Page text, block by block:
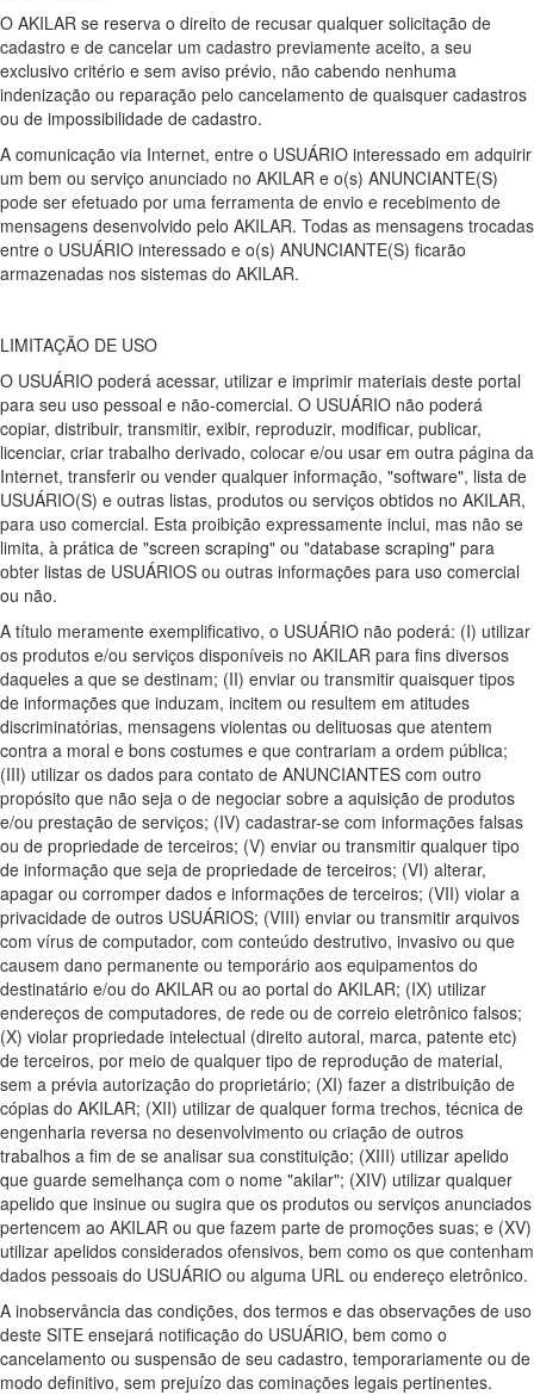
O AKILAR se reserva o direito de recusar qualquer solicitação de
cadastro e de cancelar um cadastro previamente aceito, a seu
exclusivo critério e sem aviso prévio, não cabendo nenhuma
indenização ou reparação pelo cancelamento de quaisquer cadastros
ou de impossibilidade de cadastro.
A comunicação via Internet, entre o USUÁRIO interessado em adquirir
um bem ou serviço anunciado no AKILAR e o(s) ANUNCIANTE(S)
pode ser efetuado por uma ferramenta de envio e recebimento de
mensagens desenvolvido pelo AKILAR. Todas as mensagens trocadas
entre o USUÁRIO interessado e o(s) ANUNCIANTE(S) ficarão
armazenadas nos sistemas do AKILAR.
LIMITAÇÃO DE USO
O USUÁRIO poderá acessar, utilizar e imprimir materiais deste portal
para seu uso pessoal e não-comercial. O USUÁRIO não poderá
copiar, distribuir, transmitir, exibir, reproduzir, modificar, publicar,
licenciar, criar trabalho derivado, colocar e/ou usar em outra página da
Internet, transferir ou vender qualquer informação, "software", lista de
USUÁRIO(S) e outras listas, produtos ou serviços obtidos no AKILAR,
para uso comercial. Esta proibição expressamente inclui, mas não se
limita, à prática de "screen scraping" ou "database scraping" para
obter listas de USUÁRIOS ou outras informações para uso comercial
ou não.
A título meramente exemplificativo, o USUÁRIO não poderá: (I) utilizar
os produtos e/ou serviços disponíveis no AKILAR para fins diversos
daqueles a que se destinam; (II) enviar ou transmitir quaisquer tipos
de informações que induzam, incitem ou resultem em atitudes
discriminatórias, mensagens violentas ou delituosas que atentem
contra a moral e bons costumes e que contrariam a ordem pública;
(III) utilizar os dados para contato de ANUNCIANTES com outro
propósito que não seja o de negociar sobre a aquisição de produtos
e/ou prestação de serviços; (IV) cadastrar-se com informações falsas
ou de propriedade de terceiros; (V) enviar ou transmitir qualquer tipo
de informação que seja de propriedade de terceiros; (VI) alterar,
apagar ou corromper dados e informações de terceiros; (VII) violar a
privacidade de outros USUÁRIOS; (VIII) enviar ou transmitir arquivos
com vírus de computador, com conteúdo destrutivo, invasivo ou que
causem dano permanente ou temporário aos equipamentos do
destinatário e/ou do AKILAR ou ao portal do AKILAR; (IX) utilizar
endereços de computadores, de rede ou de correio eletrônico falsos;
(X) violar propriedade intelectual (direito autoral, marca, patente etc)
de terceiros, por meio de qualquer tipo de reprodução de material,
sem a prévia autorização do proprietário; (XI) fazer a distribuição de
cópias do AKILAR; (XII) utilizar de qualquer forma trechos, técnica de
engenharia reversa no desenvolvimento ou criação de outros
trabalhos a fim de se analisar sua constituição; (XIII) utilizar apelido
que guarde semelhança com o nome "akilar"; (XIV) utilizar qualquer
apelido que insinue ou sugira que os produtos ou serviços anunciados
pertencem ao AKILAR ou que fazem parte de promoções suas; e (XV)
utilizar apelidos considerados ofensivos, bem como os que contenham
dados pessoais do USUÁRIO ou alguma URL ou endereço eletrônico.
A inobservância das condições, dos termos e das observações de uso
deste SITE ensejará notificação do USUÁRIO, bem como o
cancelamento ou suspensão de seu cadastro, temporariamente ou de
modo definitivo, sem prejuízo das cominações legais pertinentes.